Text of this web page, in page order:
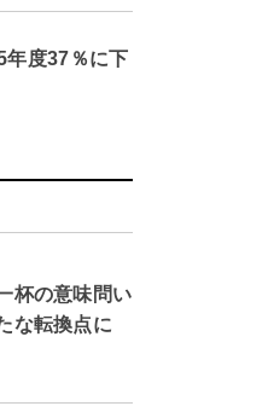
年度37％に下
杯の意味問い
な転換点に